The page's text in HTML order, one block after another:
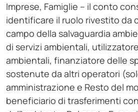
Imprese, Famiglie – il conto
identificare il ruolo rivestito da
campo della salvaguardia
di servizi ambientali,
ambientali, finanziatore delle
sostenute da altri operatori
amministrazione e Resto del
beneficiario di trasferimenti